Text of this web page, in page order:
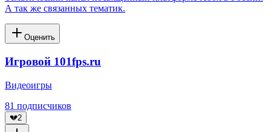
А так же связанных тематик.
Оценить
Игровой 101fps.ru
Видеоигры
81 подписчиков
💔2